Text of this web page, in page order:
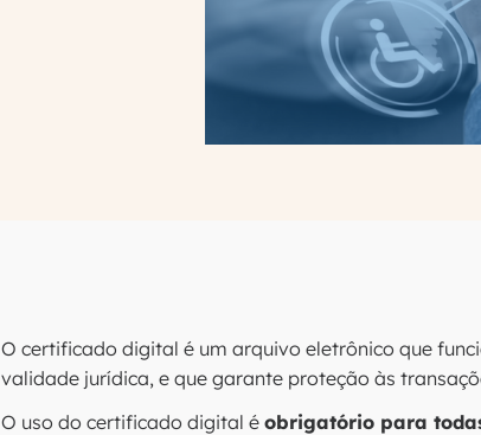
O certificado digital é um arquivo eletrônico que
validade jurídica, e que garante proteção às
O uso do certificado digital é obrigatório para